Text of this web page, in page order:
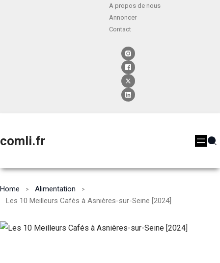
A propos de nous
Annoncer
Contact
comli.fr
Home
Alimentation
Les 10 Meilleurs Cafés à Asnières-sur-Seine [2024]